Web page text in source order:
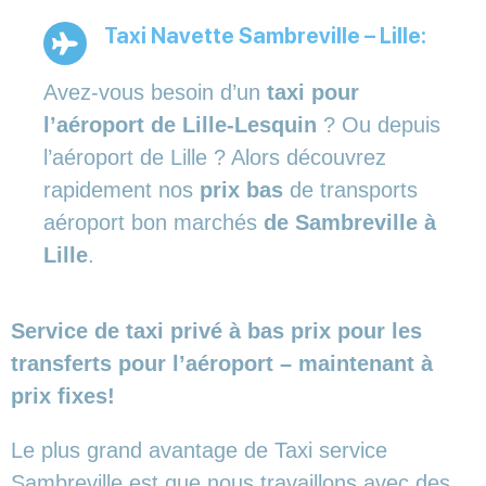
Taxi Navette Sambreville – Lille:
Avez-vous besoin d’un taxi pour
l’aéroport de Lille-Lesquin ? Ou depuis
l’aéroport de Lille ? Alors découvrez
rapidement nos prix bas de transports
aéroport bon marchés de Sambreville à
Lille.
Service de taxi privé à bas prix pour les
transferts pour l’aéroport – maintenant à
prix fixes!
Le plus grand avantage de Taxi service